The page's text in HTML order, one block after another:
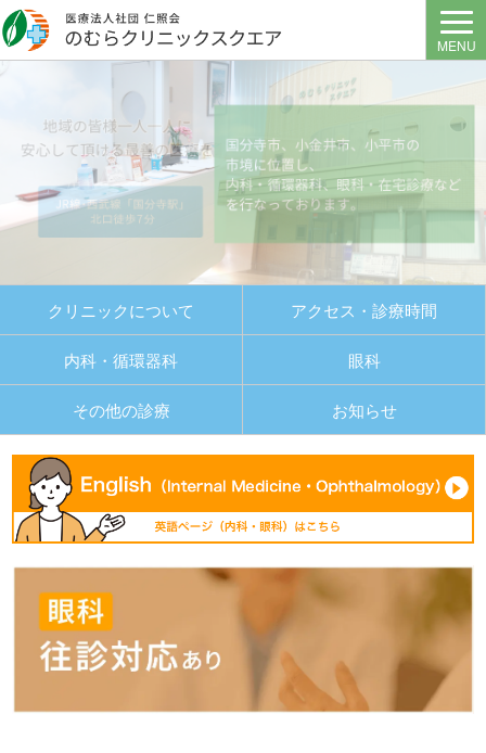
MENU
クリニックについて アクセス・診療時間
内科・循環器科 眼科
その他の診療 お知らせ